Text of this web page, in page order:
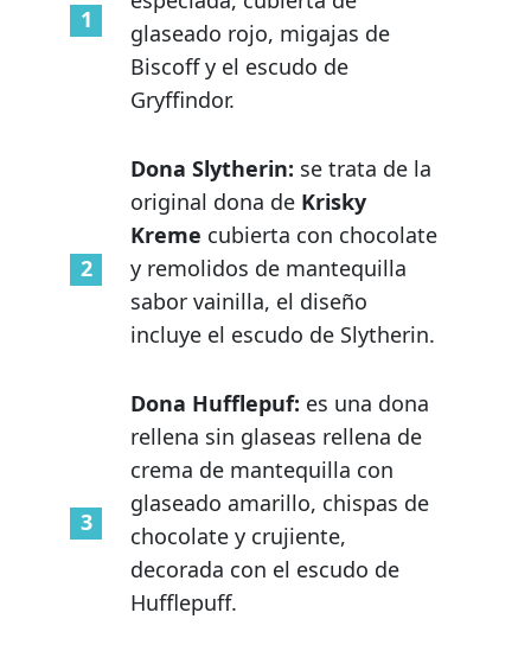
glaseado rojo, migajas de
Biscoff y el escudo de
Gryffindor.
Dona Slytherin: se trata de la
original dona de Krisky
Kreme cubierta con chocolate
y remolidos de mantequilla
sabor vainilla, el diseño
incluye el escudo de Slytherin.
Dona Hufflepuf: es una dona
rellena sin glaseas rellena de
crema de mantequilla con
glaseado amarillo, chispas de
chocolate y crujiente,
decorada con el escudo de
Hufflepuff.